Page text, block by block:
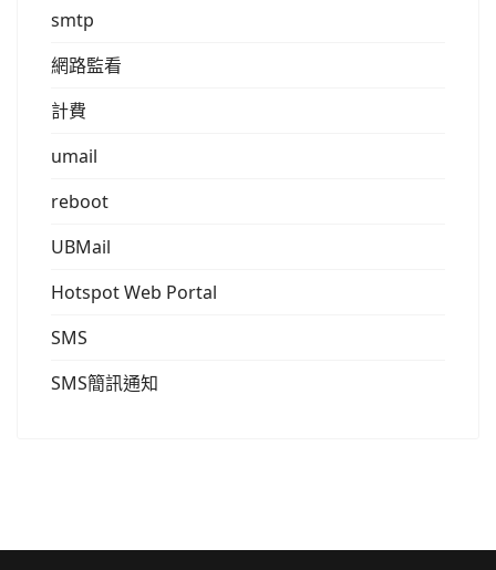
smtp
網路監看
計費
umail
reboot
UBMail
Hotspot Web Portal
SMS
SMS簡訊通知